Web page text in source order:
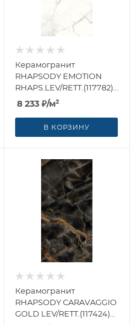
Керамогранит
RHAPSODY EMOTION
RHAPS.LEV/RETT.(117782)
60x120 от Naxos Ceramica
(Италия)
8 233 ₽/м²
В КОРЗИНУ
Керамогранит
RHAPSODY CARAVAGGIO
GOLD LEV/RETT.(117424)